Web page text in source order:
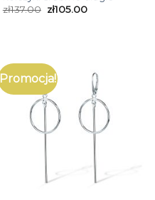
zł137.00 zł105.00
Promocja!